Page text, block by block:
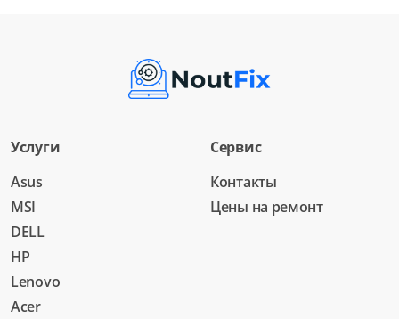
Услуги
Asus
MSI
DELL
HP
Lenovo
Acer
Сервис
Контакты
Цены на ремонт